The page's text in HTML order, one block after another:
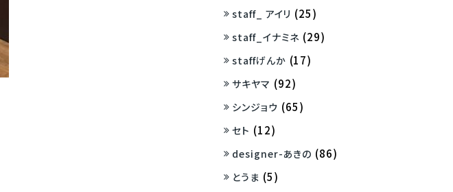
staff_ アイリ (25)
staff_イナミネ (29)
staffげんか (17)
サキヤマ (92)
シンジョウ (65)
セト (12)
designer-あきの (86)
とうま (5)